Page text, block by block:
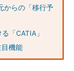
からの「移行予
「CATIA」
機能